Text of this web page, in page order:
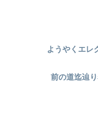
ようやくエレ
前の道迄辿